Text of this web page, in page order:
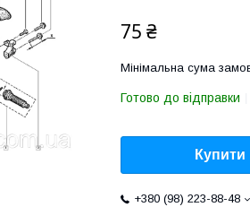
75 ₴
Мінімальна сума
Готово до відправки
Купити
+380 (98) 223-88-48